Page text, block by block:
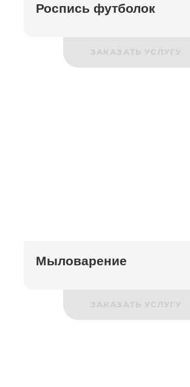
Роспись футболок
ЗАКАЗАТЬ УСЛУГУ
Мыловарение
ЗАКАЗАТЬ УСЛУГУ